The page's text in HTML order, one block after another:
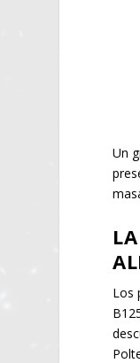
Un
Los